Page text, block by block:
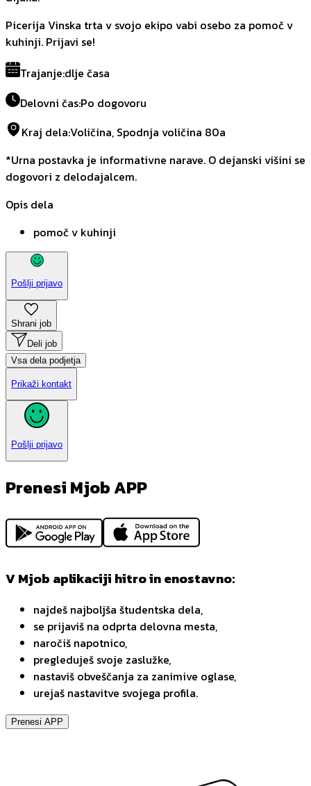
Picerija Vinska trta v svojo ekipo vabi osebo za pomoč v
kuhinji. Prijavi se!
Trajanje:dlje časa
Delovni čas:Po dogovoru
Kraj dela:Voličina, Spodnja voličina 80a
*Urna postavka je informativne narave. O dejanski višini se
dogovori z delodajalcem.
Opis dela
pomoč v kuhinji
Pošlji prijavo
Shrani job
Deli job
Vsa dela podjetja
Prikaži kontakt
Pošlji prijavo
Prenesi Mjob APP
V Mjob aplikaciji hitro in enostavno:
najdeš najboljša študentska dela,
se prijaviš na odprta delovna mesta,
naročiš napotnico,
pregleduješ svoje zaslužke,
nastaviš obveščanja za zanimive oglase,
urejaš nastavitve svojega profila.
Prenesi APP